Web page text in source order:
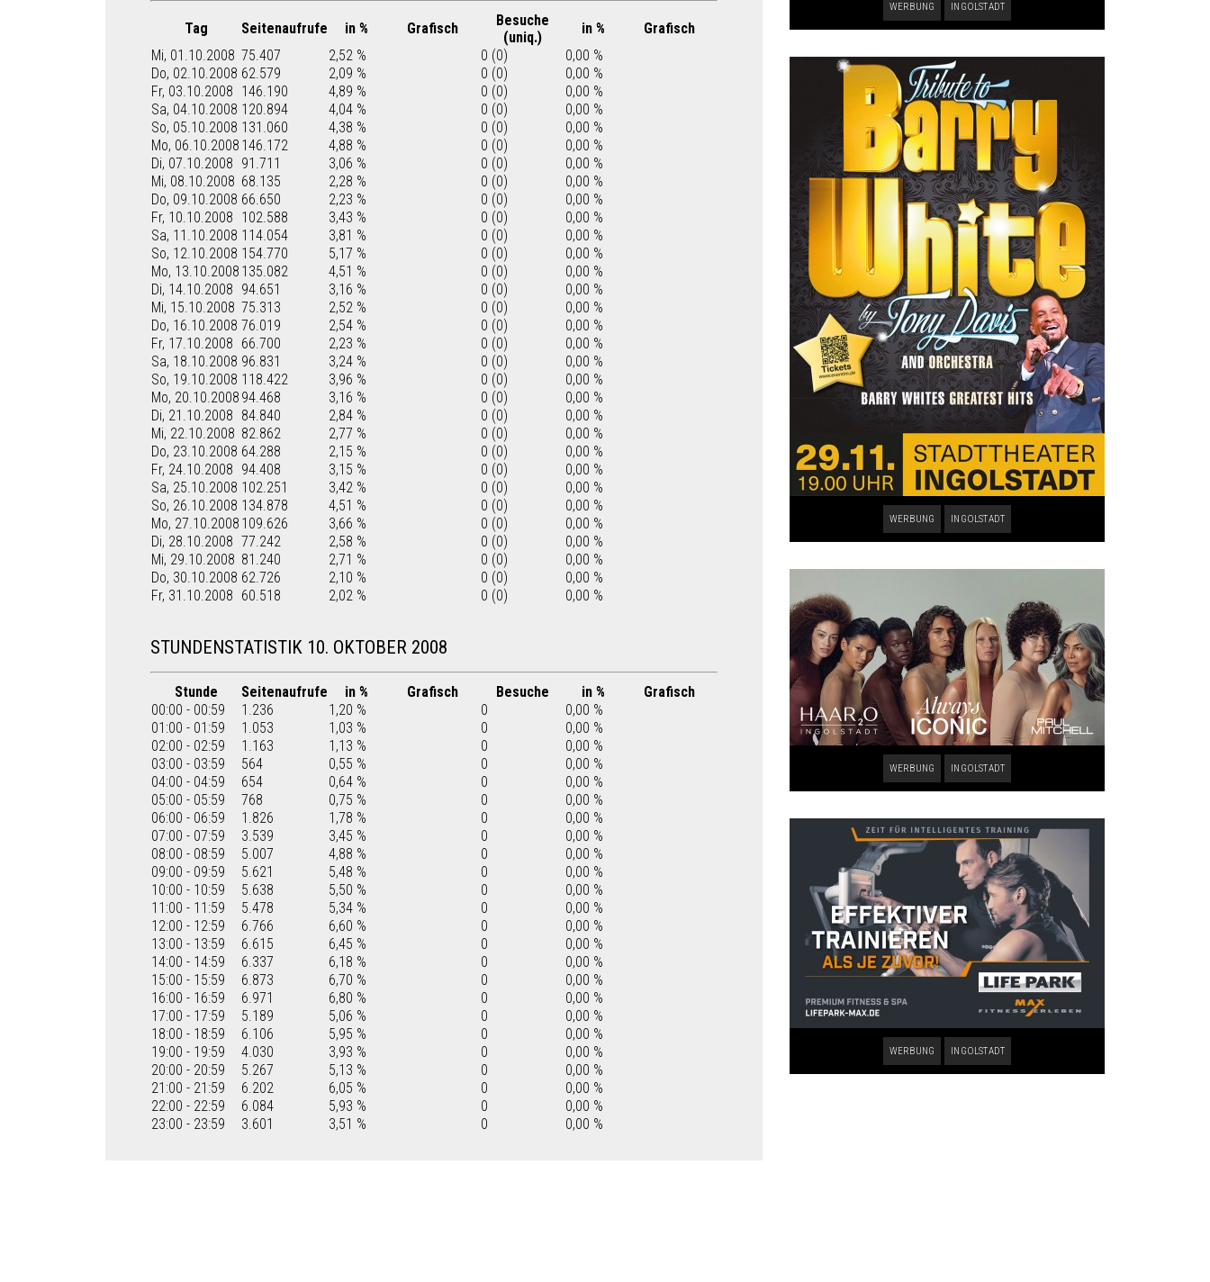
Tag Seitenaufrufe in % Grafisch
Besuche
(uniq.)
in %
Grafisch
Mi, 01.10.2008 75.407 2,52 % 0 (0)
0,00 %
Do, 02.10.2008 62.579 2,09 % 0 (0)
0,00 %
Fr, 03.10.2008 146.190 4,89 % 0 (0)
0,00 %
Sa, 04.10.2008 120.894 4,04 % 0 (0)
0,00 %
So, 05.10.2008 131.060 4,38 % 0 (0)
0,00 %
Mo, 06.10.2008 146.172 4,88 % 0 (0)
0,00 %
Di, 07.10.2008 91.711 3,06 % 0 (0)
0,00 %
Mi, 08.10.2008 68.135 2,28 % 0 (0)
0,00 %
Do, 09.10.2008 66.650 2,23 % 0 (0)
0,00 %
Fr, 10.10.2008 102.588 3,43 % 0 (0)
0,00 %
Sa, 11.10.2008 114.054 3,81 % 0 (0)
0,00 %
So, 12.10.2008 154.770 5,17 % 0 (0)
0,00 %
Mo, 13.10.2008 135.082 4,51 % 0 (0)
0,00 %
Di, 14.10.2008 94.651 3,16 % 0 (0)
0,00 %
Mi, 15.10.2008 75.313 2,52 % 0 (0)
0,00 %
Do, 16.10.2008 76.019 2,54 % 0 (0)
0,00 %
Fr, 17.10.2008 66.700 2,23 % 0 (0)
0,00 %
Sa, 18.10.2008 96.831 3,24 % 0 (0)
0,00 %
So, 19.10.2008 118.422 3,96 % 0 (0)
0,00 %
Mo, 20.10.2008 94.468 3,16 % 0 (0)
0,00 %
Di, 21.10.2008 84.840 2,84 % 0 (0)
0,00 %
Mi, 22.10.2008 82.862 2,77 % 0 (0)
0,00 %
Do, 23.10.2008 64.288 2,15 % 0 (0)
0,00 %
Fr, 24.10.2008 94.408 3,15 % 0 (0)
0,00 %
Sa, 25.10.2008 102.251 3,42 % 0 (0)
0,00 %
So, 26.10.2008 134.878 4,51 % 0 (0)
0,00 %
Mo, 27.10.2008 109.626 3,66 % 0 (0)
0,00 %
Di, 28.10.2008 77.242 2,58 % 0 (0)
0,00 %
Mi, 29.10.2008 81.240 2,71 % 0 (0)
0,00 %
Do, 30.10.2008 62.726 2,10 % 0 (0)
0,00 %
Fr, 31.10.2008 60.518 2,02 % 0 (0) 0,00 %
STUNDENSTATISTIK 10. OKTOBER 2008
Stunde Seitenaufrufe in % Grafisch Besuche in %
Grafisch
00:00 - 00:59
1.236 1,20 % 0
0,00 %
01:00 - 01:59
1.053 1,03 % 0
0,00 %
02:00 - 02:59
1.163 1,13 % 0
0,00 %
03:00 - 03:59
564 0,55 % 0
0,00 %
04:00 - 04:59
654 0,64 % 0
0,00 %
05:00 - 05:59
768 0,75 % 0
0,00 %
06:00 - 06:59
1.826 1,78 % 0
0,00 %
07:00 - 07:59
3.539 3,45 % 0
0,00 %
08:00 - 08:59
5.007 4,88 % 0
0,00 %
09:00 - 09:59
5.621 5,48 % 0
0,00 %
10:00 - 10:59
5.638 5,50 % 0
0,00 %
11:00 - 11:59
5.478 5,34 % 0
0,00 %
12:00 - 12:59
6.766 6,60 % 0
0,00 %
13:00 - 13:59
6.615 6,45 % 0
0,00 %
14:00 - 14:59
6.337 6,18 % 0
0,00 %
15:00 - 15:59
6.873 6,70 % 0
0,00 %
16:00 - 16:59
6.971 6,80 % 0
0,00 %
17:00 - 17:59
5.189 5,06 % 0
0,00 %
18:00 - 18:59
6.106 5,95 % 0
0,00 %
19:00 - 19:59
4.030 3,93 % 0
0,00 %
20:00 - 20:59
5.267 5,13 % 0
0,00 %
21:00 - 21:59
6.202 6,05 % 0
0,00 %
22:00 - 22:59
6.084 5,93 % 0
0,00 %
23:00 - 23:59
3.601 3,51 % 0 0,00 %
WERBUNG INGOLSTADT
WERBUNG INGOLSTADT
WERBUNG INGOLSTADT
WERBUNG INGOLSTADT